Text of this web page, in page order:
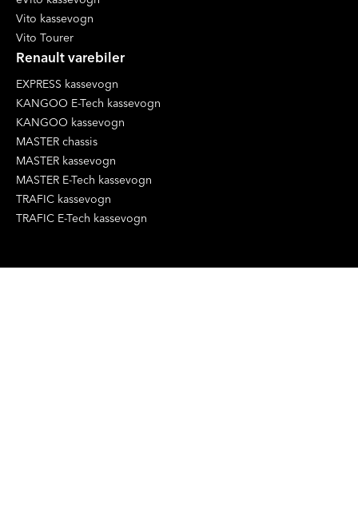
Vito kassevogn
Vito Tourer
Renault varebiler
EXPRESS kassevogn
KANGOO E-Tech kassevogn
KANGOO kassevogn
MASTER chassis
MASTER kassevogn
MASTER E-Tech kassevogn
TRAFIC kassevogn
TRAFIC E-Tech kassevogn